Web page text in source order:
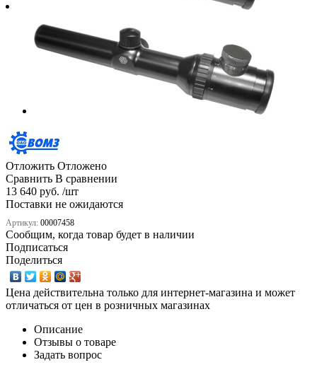
Отложить Отложено
Сравнить В сравнении
13 640 руб. /шт
Поставки не ожидаются
Артикул: 00007458
Сообщим, когда товар будет в наличии
Подписаться
Поделиться
Цена действительна только для интернет-магазина и может
отличаться от цен в розничных магазинах
Описание
Отзывы о товаре
Задать вопрос